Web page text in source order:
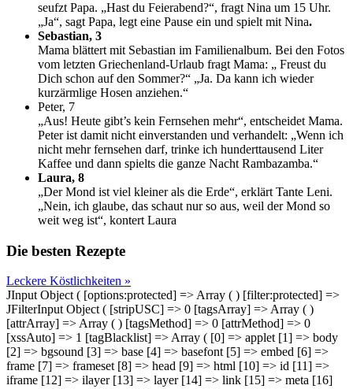
seufzt Papa. „Hast du Feierabend?“, fragt Nina um 15 Uhr.
„Ja“, sagt Papa, legt eine Pause ein und spielt mit Nina.
Sebastian, 3
Mama blättert mit Sebastian im Familienalbum. Bei den Fotos
vom letzten Griechenland-Urlaub fragt Mama: „ Freust du
Dich schon auf den Sommer?“ „Ja. Da kann ich wieder
kurzärmlige Hosen anziehen.“
Peter, 7
„Aus! Heute gibt’s kein Fernsehen mehr“, entscheidet Mama.
Peter ist damit nicht einverstanden und verhandelt: „Wenn ich
nicht mehr fernsehen darf, trinke ich hunderttausend Liter
Kaffee und dann spielts die ganze Nacht Rambazamba.“
Laura, 8
„Der Mond ist viel kleiner als die Erde“, erklärt Tante Leni.
„Nein, ich glaube, das schaut nur so aus, weil der Mond so
weit weg ist“, kontert Laura
Die besten Rezepte
Leckere Köstlichkeiten »
JInput Object ( [options:protected] => Array ( ) [filter:protected] =>
JFilterInput Object ( [stripUSC] => 0 [tagsArray] => Array ( )
[attrArray] => Array ( ) [tagsMethod] => 0 [attrMethod] => 0
[xssAuto] => 1 [tagBlacklist] => Array ( [0] => applet [1] => body
[2] => bgsound [3] => base [4] => basefont [5] => embed [6] =>
frame [7] => frameset [8] => head [9] => html [10] => id [11] =>
iframe [12] => ilayer [13] => layer [14] => link [15] => meta [16]